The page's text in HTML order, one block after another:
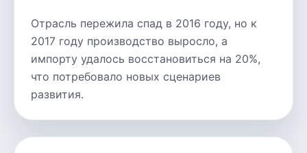
Отрасль пережила спад в 2016 году, но к
2017 году производство выросло, а
импорту удалось восстановиться на 20%,
что потребовало новых сценариев
развития.